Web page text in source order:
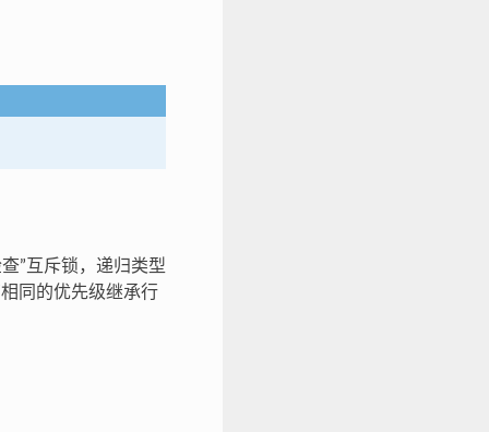
”互斥锁，递归类型
同的优先级继承行